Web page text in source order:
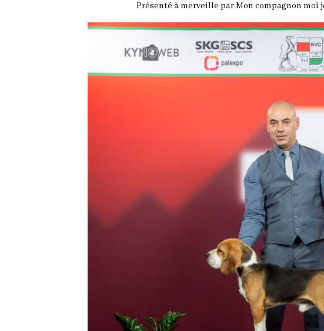
Présenté à merveille par Mon compagnon moi